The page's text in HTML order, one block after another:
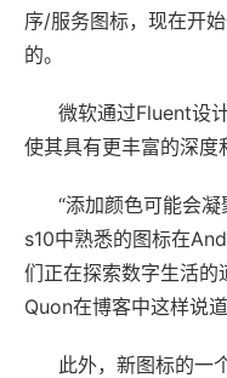
序/服务图标，现在开
的。
微软通过Fluent设
使其具有更丰富的深度
“添加颜色可能会
s10中熟悉的图标在
们正在探索数字生活的
Quon在博客中这样说
此外，新图标的一